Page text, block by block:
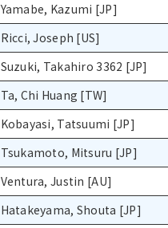
Yamabe, Kazumi [JP]
Ricci, Joseph [US]
Suzuki, Takahiro 3362 [JP]
Ta, Chi Huang [TW]
Kobayasi, Tatsuumi [JP]
Tsukamoto, Mitsuru [JP]
Ventura, Justin [AU]
Hatakeyama, Shouta [JP]